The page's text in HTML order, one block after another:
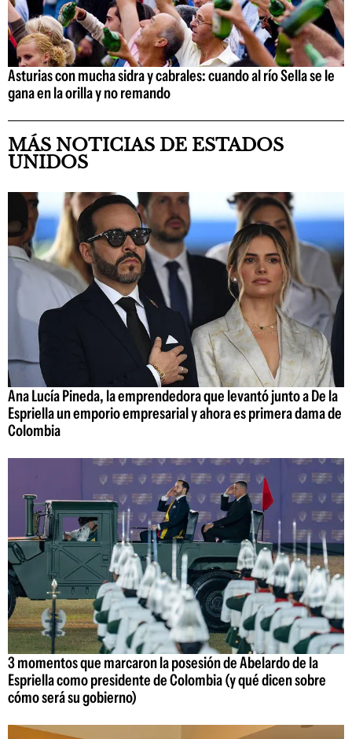
Asturias con mucha sidra y cabrales: cuando al río Sella se le
gana en la orilla y no remando
MÁS NOTICIAS DE ESTADOS
UNIDOS
Ana Lucía Pineda, la emprendedora que levantó junto a De la
Espriella un emporio empresarial y ahora es primera dama de
Colombia
3 momentos que marcaron la posesión de Abelardo de la
Espriella como presidente de Colombia (y qué dicen sobre
cómo será su gobierno)